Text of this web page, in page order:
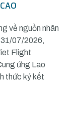
về nguồn nhân
31/07/2026,
Flight
ứng Lao
thức ký kết